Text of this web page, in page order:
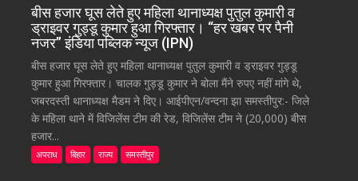
बीस हजार घूस लेते हुए महिला थानाध्यक्ष पुतुल कुमारी व
ड्राइवर गुड्डू कुमार हुआ गिरफ्तार। “हर खबर पर पैनी
नजर” इंडिया पब्लिक न्यूज (IPN)
बीस हजार घूस लेते हुए महिला थानाध्यक्ष पुतुल कुमारी व ड्राइवर गुड्डू
कुमार हुआ गिरफ्तार। चालक गुड्डू कुमार ने बोला मैंने रुपए नहीं मांगे थे,
जबरदस्ती थानाध्यक्ष मैडम ने दिए। आईपीएन/वन्दना झा समस्तीपुर:- जिले
के महिला थाने में विजिलेंस टीम की रेड, विजिलेंस टीम ने (20,000) बीस
हजार...
अपराध बिहार राज्य समस्तीपुर